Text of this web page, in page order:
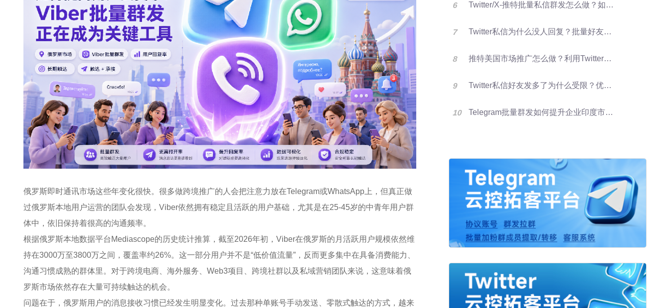
俄罗斯即时通讯市场这些年变化很快。很多做跨境推广的人会把注意力放在Telegram或WhatsApp上，但真正做
过俄罗斯本地用户运营的团队会发现， Viber依然拥有稳定且活跃的用户基础，尤其是在25-45岁的中青年用户群
体中，依旧保持着很高的沟通频率。
根据俄罗斯本地数据平台Mediascope的历史统计推算，截至2026年初，Viber在俄罗斯的月活跃用户规模依然维
持在3000万至3800万之间，覆盖率约26%。这一部分用户并不是“低价值流量”，反而更多集中在具备消费能力、
沟通习惯成熟的群体里。对于跨境电商、海外服务、Web3项目、跨境社群以及私域营销团队来说，这意味着俄
罗斯市场依然存在大量可持续触达的机会。
问题在于，俄罗斯用户的消息接收习惯已经发生明显变化。过去那种单账号手动发送、零散式触达的方式，越来
Twitter/X-推特批量私信群发怎么做？如何提升推特转化率？
Twitter私信为什么没人回复？批量好友群发优化X营销效果的方法
推特美国市场推广怎么做？利用Twitter好友资源进行批量群发提升客户开发效率
Twitter私信好友发多了为什么受限？优化群发营销方法
Telegram批量群发如何提升企业印度市场获客效率